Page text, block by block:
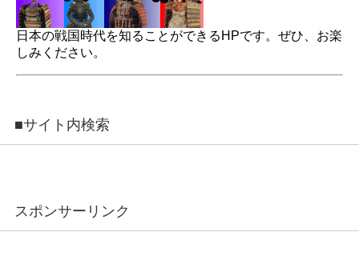
日本の戦国時代を知ることができるHPです。ぜひ、お楽
しみください。
■サイト内検索
スポンサーリンク